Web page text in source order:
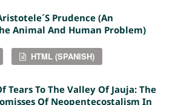
Prudence (An
Animal And Human Problem)
HTML (SPANISH)
Tears To The Valley Of Jauja: The
Of Neopentecostalism In